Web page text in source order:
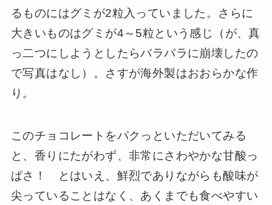
るものにはグミが2粒入っていました。さらに
大きいものはグミが4～5粒という感じ（が、真
っ二つにしようとしたらバラバラに崩壊したの
で写真はなし）。さすが海外製はおおらかな作
り。
このチョコレートをパクっといただいてみる
と、香りにたがわず、非常にさわやかな甘酸っ
ぱさ！ とはいえ、鮮烈でありながらも酸味が
尖っていることはなく、あくまでも食べやすい